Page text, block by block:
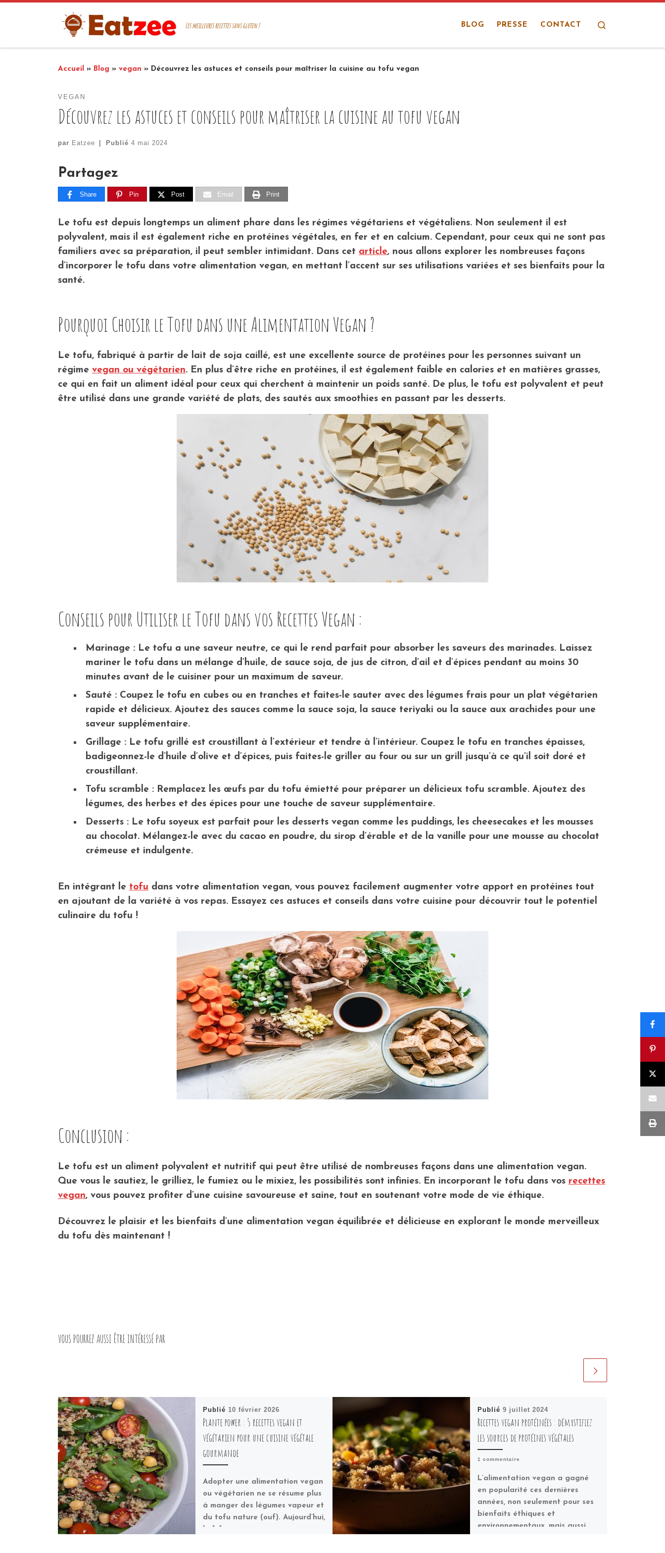
Passer au contenu
Les meilleures recettes sans gluten ! BLOG PRESSE CONTACT
Accueil » Blog » vegan » Découvrez les astuces et conseils pour maîtriser la cuisine au tofu vegan
VEGAN
Découvrez les astuces et conseils pour maîtriser la cuisine au tofu vegan
par Eatzee | Publié 4 mai 2024
Partagez
Share Pin Post Email Print
Le tofu est depuis longtemps un aliment phare dans les régimes végétariens et végétaliens. Non seulement il est
polyvalent, mais il est également riche en protéines végétales, en fer et en calcium. Cependant, pour ceux qui ne sont pas
familiers avec sa préparation, il peut sembler intimidant. Dans cet article, nous allons explorer les nombreuses façons
d’incorporer le tofu dans votre alimentation vegan, en mettant l’accent sur ses utilisations variées et ses bienfaits pour la
santé.
Pourquoi Choisir le Tofu dans une Alimentation Vegan ?
Le tofu, fabriqué à partir de lait de soja caillé, est une excellente source de protéines pour les personnes suivant un
régime vegan ou végétarien. En plus d’être riche en protéines, il est également faible en calories et en matières grasses,
ce qui en fait un aliment idéal pour ceux qui cherchent à maintenir un poids santé. De plus, le tofu est polyvalent et peut
être utilisé dans une grande variété de plats, des sautés aux smoothies en passant par les desserts.
Conseils pour Utiliser le Tofu dans vos Recettes Vegan :
Marinage : Le tofu a une saveur neutre, ce qui le rend parfait pour absorber les saveurs des marinades. Laissez
mariner le tofu dans un mélange d’huile, de sauce soja, de jus de citron, d’ail et d’épices pendant au moins 30
minutes avant de le cuisiner pour un maximum de saveur.
Sauté : Coupez le tofu en cubes ou en tranches et faites-le sauter avec des légumes frais pour un plat végétarien
rapide et délicieux. Ajoutez des sauces comme la sauce soja, la sauce teriyaki ou la sauce aux arachides pour une
saveur supplémentaire.
Grillage : Le tofu grillé est croustillant à l’extérieur et tendre à l’intérieur. Coupez le tofu en tranches épaisses,
badigeonnez-le d’huile d’olive et d’épices, puis faites-le griller au four ou sur un grill jusqu’à ce qu’il soit doré et
croustillant.
Tofu scramble : Remplacez les œufs par du tofu émietté pour préparer un délicieux tofu scramble. Ajoutez des
légumes, des herbes et des épices pour une touche de saveur supplémentaire.
Desserts : Le tofu soyeux est parfait pour les desserts vegan comme les puddings, les cheesecakes et les mousses
au chocolat. Mélangez-le avec du cacao en poudre, du sirop d’érable et de la vanille pour une mousse au chocolat
crémeuse et indulgente.
En intégrant le tofu dans votre alimentation vegan, vous pouvez facilement augmenter votre apport en protéines tout
en ajoutant de la variété à vos repas. Essayez ces astuces et conseils dans votre cuisine pour découvrir tout le potentiel
culinaire du tofu !
Conclusion :
Le tofu est un aliment polyvalent et nutritif qui peut être utilisé de nombreuses façons dans une alimentation vegan.
Que vous le sautiez, le grilliez, le fumiez ou le mixiez, les possibilités sont infinies. En incorporant le tofu dans vos recettes
vegan, vous pouvez profiter d’une cuisine savoureuse et saine, tout en soutenant votre mode de vie éthique.
Découvrez le plaisir et les bienfaits d’une alimentation vegan équilibrée et délicieuse en explorant le monde merveilleux
du tofu dès maintenant !
VOUS POURREZ AUSSI ÊTRE INTÉRESSÉ PAR
Publié 10 février 2026
Plante power : 5 recettes vegan et
végétarien pour une cuisine végétale
gourmande
Adopter une alimentation vegan
ou végétarien ne se résume plus
à manger des légumes vapeur et
du tofu nature (ouf). Aujourd’hui,
Publié 9 juillet 2024
Recettes vegan protéinées : démystifiez
les sources de protéines végétales
1 commentaire
L’alimentation vegan a gagné
en popularité ces dernières
années, non seulement pour ses
bienfaits éthiques et
environnementaux, mais aussi